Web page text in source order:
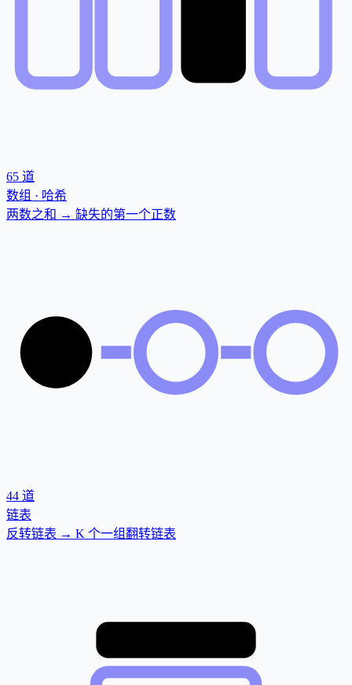
65 道
数组 · 哈希
两数之和 → 缺失的第一个正数
44 道
链表
反转链表 → K 个一组翻转链表